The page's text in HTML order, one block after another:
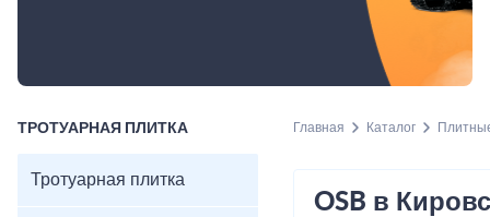
ТРОТУАРНАЯ ПЛИТКА
Тротуарная плитка
Главная Каталог
OSB в